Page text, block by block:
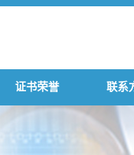
证书荣誉 联系